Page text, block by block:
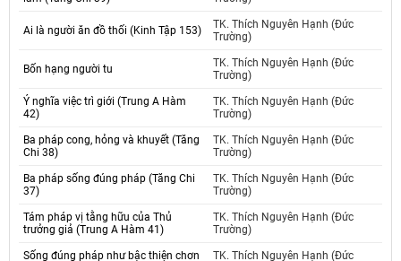
Ai là người ăn đồ thối (Kinh Tập 153)
TK. Thích Nguyên Hạnh (Đức
Trường)
Bốn hạng người tu
TK. Thích Nguyên Hạnh (Đức
Trường)
Ý nghĩa việc trì giới (Trung A Hàm
42)
TK. Thích Nguyên Hạnh (Đức
Trường)
Ba pháp cong, hỏng và khuyết (Tăng
Chi 38)
TK. Thích Nguyên Hạnh (Đức
Trường)
Ba pháp sống đúng pháp (Tăng Chi
37)
TK. Thích Nguyên Hạnh (Đức
Trường)
Tám pháp vị tằng hữu của Thủ
trưởng giả (Trung A Hàm 41)
TK. Thích Nguyên Hạnh (Đức
Trường)
Sống đúng pháp như bậc thiện chơn
TK. Thích Nguyên Hạnh (Đức